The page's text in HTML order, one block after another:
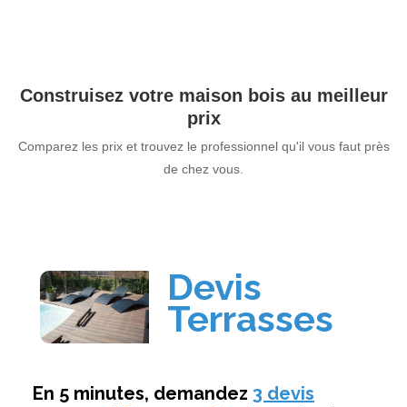
Construisez votre maison bois au meilleur
prix
Comparez les prix et trouvez le professionnel qu'il vous faut près
de chez vous.